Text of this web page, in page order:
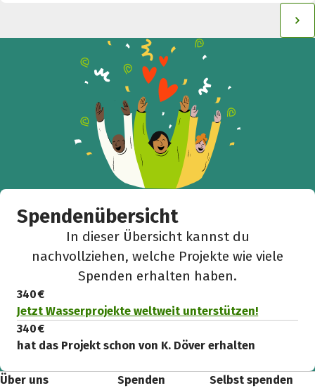
Spendenübersicht
In dieser Übersicht kannst du
nachvollziehen, welche Projekte wie viele
Spenden erhalten haben.
340 €
Jetzt Wasserprojekte weltweit unterstützen!
340 €
hat das Projekt schon von K. Döver erhalten
Über uns
Spenden
Selbst spenden